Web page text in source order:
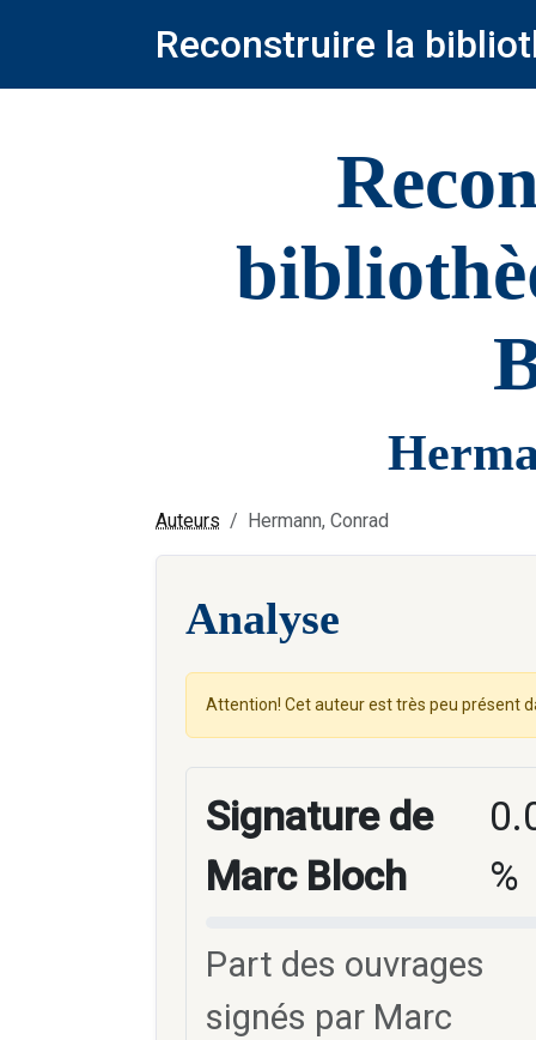
Reconstruire la
Auteurs Hermann, Conrad
Analyse
Attention! Cet auteur est très peu présent
Signature de
Marc Bloch
%
Part des ouvrages
signés par Marc